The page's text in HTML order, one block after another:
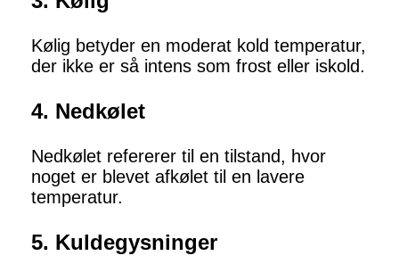
Kølig betyder en moderat kold temperatur,
der ikke er så intens som frost eller iskold.
4. Nedkølet
Nedkølet refererer til en tilstand, hvor
noget er blevet afkølet til en lavere
temperatur.
5. Kuldegysninger